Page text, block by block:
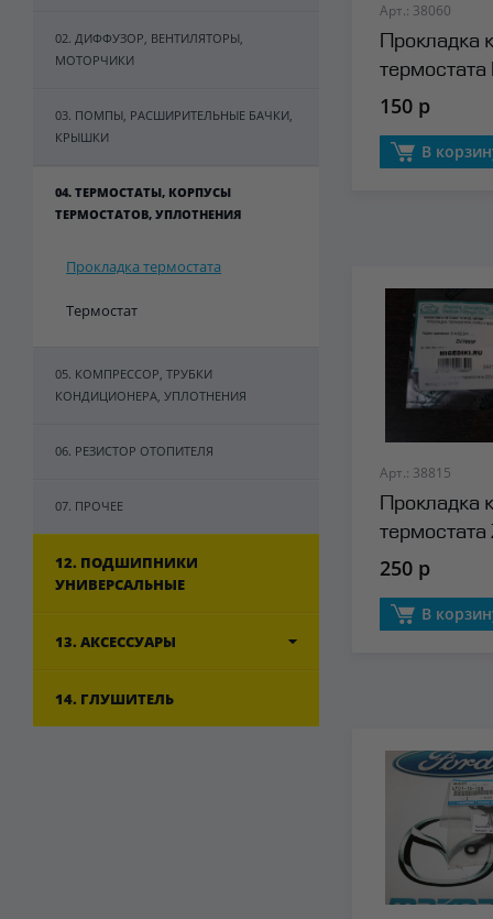
02. ДИФФУЗОР, ВЕНТИЛЯТОРЫ,
МОТОРЧИКИ
03. ПОМПЫ, РАСШИРИТЕЛЬНЫЕ БАЧКИ,
КРЫШКИ
04. ТЕРМОСТАТЫ, КОРПУСЫ
ТЕРМОСТАТОВ, УПЛОТНЕНИЯ
Прокладка термостата
Термостат
05. КОМПРЕССОР, ТРУБКИ
КОНДИЦИОНЕРА, УПЛОТНЕНИЯ
06. РЕЗИСТОР ОТОПИТЕЛЯ
07. ПРОЧЕЕ
12. ПОДШИПНИКИ
УНИВЕРСАЛЬНЫЕ
13. АКСЕССУАРЫ
14. ГЛУШИТЕЛЬ
Арт.: 38060
Прокладка
термостата
150 р
В
Арт.: 38815
Прокладка
термостата
250 р
В